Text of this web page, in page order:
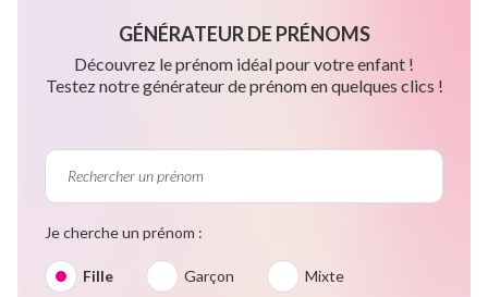
GÉNÉRATEUR DE PRÉNOMS
Découvrez le prénom idéal pour votre enfant !
Testez notre générateur de prénom en quelques clics !
Je cherche un prénom :
Fille Garçon Mixte